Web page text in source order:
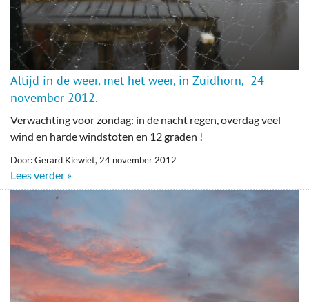
Altijd in de weer, met het weer, in Zuidhorn, 24
november 2012.
Verwachting voor zondag: in de nacht regen, overdag veel
wind en harde windstoten en 12 graden !
Door: Gerard Kiewiet, 24 november 2012
Lees verder »